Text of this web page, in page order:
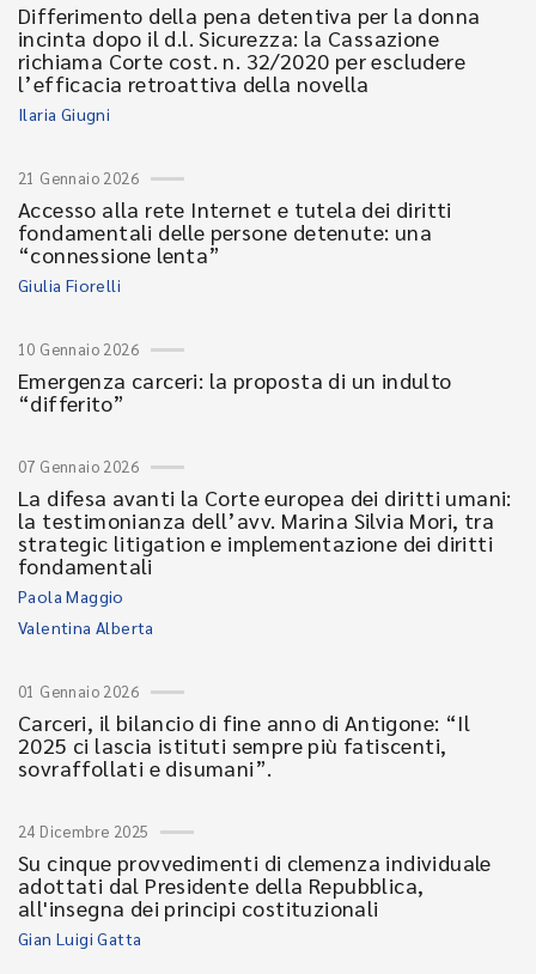
Differimento della pena detentiva per la donna
incinta dopo il d.l. Sicurezza: la Cassazione
richiama Corte cost. n. 32/2020 per escludere
l’efficacia retroattiva della novella
Ilaria Giugni
21 Gennaio 2026
Accesso alla rete Internet e tutela dei diritti
fondamentali delle persone detenute: una
“connessione lenta”
Giulia Fiorelli
10 Gennaio 2026
Emergenza carceri: la proposta di un indulto
“differito”
07 Gennaio 2026
La difesa avanti la Corte europea dei diritti umani:
la testimonianza dell’avv. Marina Silvia Mori, tra
strategic litigation e implementazione dei diritti
fondamentali
Paola Maggio
Valentina Alberta
01 Gennaio 2026
Carceri, il bilancio di fine anno di Antigone: “Il
2025 ci lascia istituti sempre più fatiscenti,
sovraffollati e disumani”.
24 Dicembre 2025
Su cinque provvedimenti di clemenza individuale
adottati dal Presidente della Repubblica,
all'insegna dei principi costituzionali
Gian Luigi Gatta